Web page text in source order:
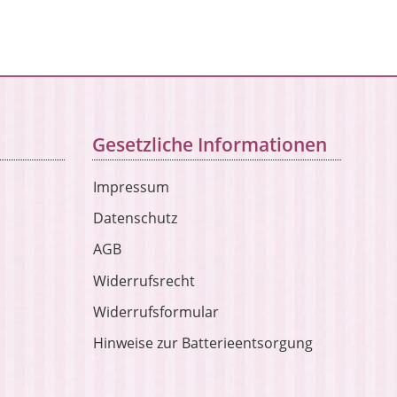
Gesetzliche Informationen
Impressum
Datenschutz
AGB
Widerrufsrecht
Widerrufsformular
Hinweise zur Batterieentsorgung